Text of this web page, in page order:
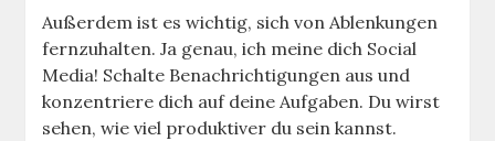
Außerdem ist es wichtig, sich von Ablenkungen
fernzuhalten. Ja genau, ich meine dich Social
Media! Schalte Benachrichtigungen aus und
konzentriere dich auf deine Aufgaben. Du wirst
sehen, wie viel produktiver du sein kannst.